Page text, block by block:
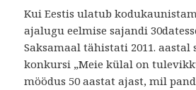
Kui Eestis ulatub
ajalugu eelmise sajandi
Saksamaal tähistati 2011.
konkursi „Meie külal on
möödus 50 aastat ajast, mil